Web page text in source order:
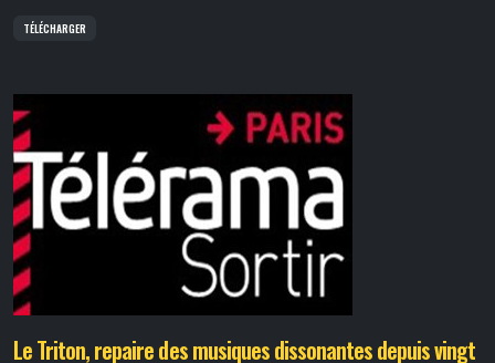
TÉLÉCHARGER
Le Triton, repaire des musiques dissonantes depuis vingt